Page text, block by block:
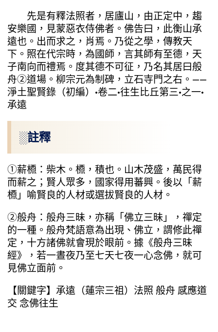
先是有釋法照者，居廬山，由正定中，趨
安樂國，見蒙惡衣侍佛者。佛告曰，此衡山承
遠也。出而求之，肖焉。乃從之學，傳教天
下。照在代宗時，為國師，言其師有至德，天
子南向而禮焉。度其德不可征，乃名其居曰般
舟②道場。柳宗元為制碑，立石寺門之右。——
淨土聖賢錄（初編）·卷二·往生比丘第三·之一·
承遠
░註釋
①薪槱：柴木。槱，積也。山木茂盛，萬民得
而薪之；賢人眾多，國家得用蕃興。後以「薪
槱」喻賢良的人材或選拔賢良的人材。
②般舟：般舟三昧，亦稱「佛立三昧」，禪定
的一種。般舟梵語意為出現、佛立，謂修此禪
定，十方諸佛就會現於眼前。據《般舟三昧
經》，若一晝夜乃至七天七夜一心念佛，就可
見佛立面前。
【關鍵字】承遠（蓮宗三祖）法照 般舟 感應道
交 念佛往生